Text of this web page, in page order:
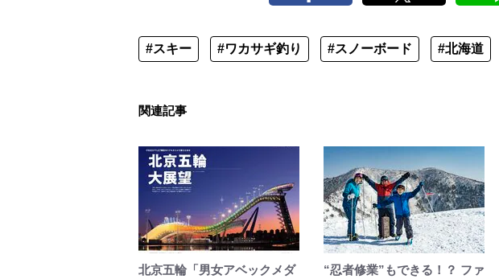
#スキー #ワカサギ釣り #スノーボード #北海道
関連記事
北京五輪「男女アベックメダ
“忍者修業”もできる！？ ファ